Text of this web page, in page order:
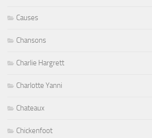
Causes
Chansons
Charlie Hargrett
Charlotte Yanni
Chateaux
Chickenfoot